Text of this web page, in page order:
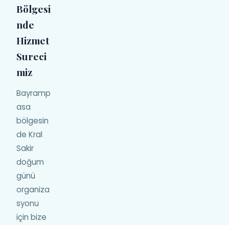
Bölgesi
nde
Hizmet
Sureci
miz
Bayramp
asa
bölgesin
de Kral
Sakir
doğum
günü
organiza
syonu
için bize